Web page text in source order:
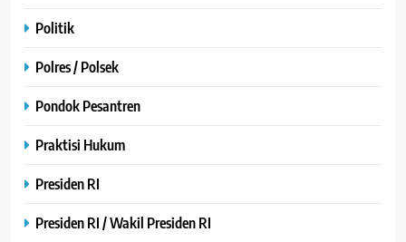
Politik
Polres / Polsek
Pondok Pesantren
Praktisi Hukum
Presiden RI
Presiden RI / Wakil Presiden RI